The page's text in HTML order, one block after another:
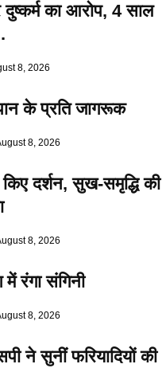
का आरोप, 4 साल
8, 2026
के प्रति जागरूक
8, 2026
किए दर्शन, सुख-समृद्धि की
8, 2026
रंगा संगिनी
8, 2026
ने सुनीं फरियादियों की